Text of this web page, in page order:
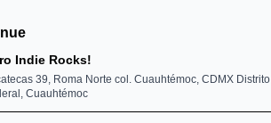
Indie Rocks!
39, Roma Norte col. Cuauhtémoc, CDMX Distrito
Cuauhtémoc